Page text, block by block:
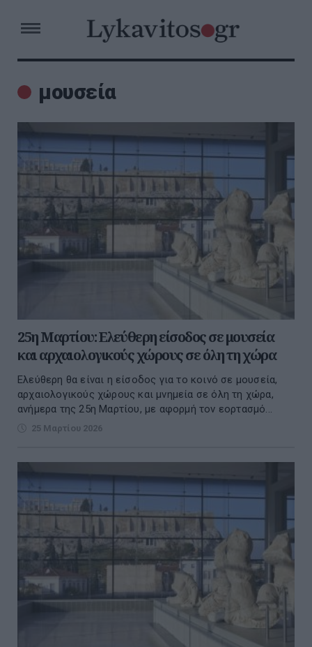
μουσεία
25η Μαρτίου: Ελεύθερη είσοδος σε μουσεία
και αρχαιολογικούς χώρους σε όλη τη χώρα
Ελεύθερη θα είναι η είσοδος για το κοινό σε μουσεία,
αρχαιολογικούς χώρους και μνημεία σε όλη τη χώρα,
ανήμερα της 25η Μαρτίου, με αφορμή τον εορτασμό...
25 Μαρτίου 2026